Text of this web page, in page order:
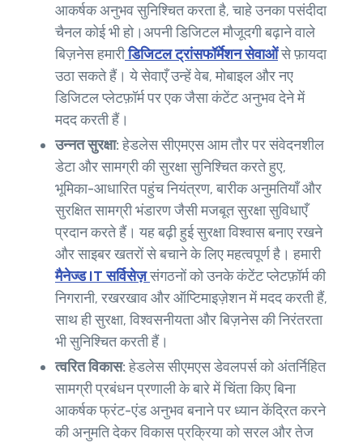
आकर्षक अनुभव सुनिश्चित करता है, चाहे उनका पसंदीदा
चैनल कोई भी हो।अपनी डिजिटल मौजूदगी बढ़ाने वाले
बिज़नेस हमारीडिजिटल ट्रांसफॉर्मेशन सेवाओंसे फ़ायदा
उठा सकते हैं। ये सेवाएँ उन्हें वेब, मोबाइल और नए
डिजिटल प्लेटफ़ॉर्म पर एक जैसा कंटेंट अनुभव देने में
मदद करती हैं।
उन्नत सुरक्षा:हेडलेस सीएमएस आम तौर पर संवेदनशील
डेटा और सामग्री की सुरक्षा सुनिश्चित करते हुए,
भूमिका-आधारित पहुंच नियंत्रण, बारीक अनुमतियाँ और
सुरक्षित सामग्री भंडारण जैसी मजबूत सुरक्षा सुविधाएँ
प्रदान करते हैं। यह बढ़ी हुई सुरक्षा विश्वास बनाए रखने
और साइबर खतरों से बचाने के लिए महत्वपूर्ण है। हमारी
मैनेज्ड IT सर्विसेज़संगठनों को उनके कंटेंट प्लेटफ़ॉर्म की
निगरानी, ​​रखरखाव और ऑप्टिमाइज़ेशन में मदद करती हैं,
साथ ही सुरक्षा, विश्वसनीयता और बिज़नेस की निरंतरता
भी सुनिश्चित करती हैं।
त्वरित विकास:हेडलेस सीएमएस डेवलपर्स को अंतर्निहित
सामग्री प्रबंधन प्रणाली के बारे में चिंता किए बिना
आकर्षक फ्रंट-एंड अनुभव बनाने पर ध्यान केंद्रित करने
की अनुमति देकर विकास प्रक्रिया को सरल और तेज